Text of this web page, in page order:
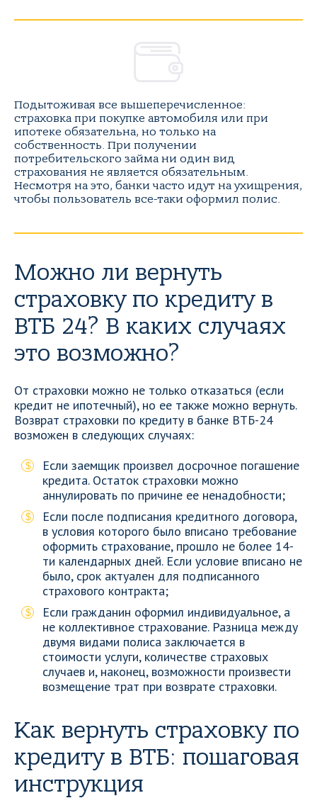
Подытоживая все вышеперечисленное:
страховка при покупке автомобиля или при
ипотеке обязательна, но только на
собственность. При получении
потребительского займа ни один вид
страхования не является обязательным.
Несмотря на это, банки часто идут на ухищрения,
чтобы пользователь все-таки оформил полис.
Можно ли вернуть
страховку по кредиту в
ВТБ 24? В каких случаях
это возможно?
От страховки можно не только отказаться (если
кредит не ипотечный), но ее также можно вернуть.
Возврат страховки по кредиту в банке ВТБ-24
возможен в следующих случаях:
Если заемщик произвел досрочное погашение
кредита. Остаток страховки можно
аннулировать по причине ее ненадобности;
Если после подписания кредитного договора,
в условия которого было вписано требование
оформить страхование, прошло не более 14-
ти календарных дней. Если условие вписано не
было, срок актуален для подписанного
страхового контракта;
Если гражданин оформил индивидуальное, а
не коллективное страхование. Разница между
двумя видами полиса заключается в
стоимости услуги, количестве страховых
случаев и, наконец, возможности произвести
возмещение трат при возврате страховки.
Как вернуть страховку по
кредиту в ВТБ: пошаговая
инструкция